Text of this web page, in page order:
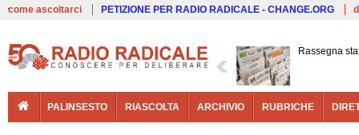
come ascoltarci PETIZIONE PER RADIO RADICALE - CHANGE.ORG
Rassegna
PALINSESTO RIASCOLTA ARCHIVIO RUBRICHE